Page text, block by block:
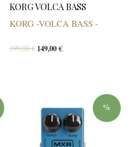
KORG VOLCA BASS
KORG -VOLCA BASS -
199,00€ 149,00€
%